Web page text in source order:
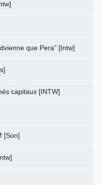
que Pera" [Intw]
capitaux [INTW]
[Son]